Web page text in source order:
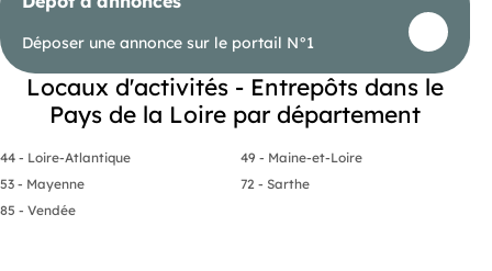
- un bâti existant fonctionnel,
potentiel de valorisation.
Dossier complet et informations complémentaires
sur demande.. Les informations sur les risques
auxquels ce bien est exposé sont disponibles sur
le site https://www.georisques.gouv.fr.
Déposer une annonce sur le portail N°1
Locaux d'activités - Entrepôts dans le
Pays de la Loire par département
44 - Loire-Atlantique
49 - Maine-et-Loire
53 - Mayenne
72 - Sarthe
85 - Vendée